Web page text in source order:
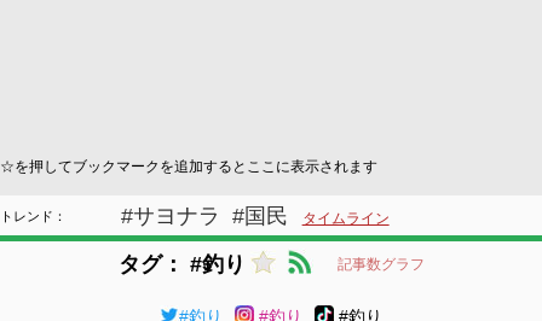
☆を押してブックマークを追加するとここに表示されます
#サヨナラ #国民 タイムライン
トレンド：
タグ： #釣り 記事数グラフ
#釣り #釣り #釣り